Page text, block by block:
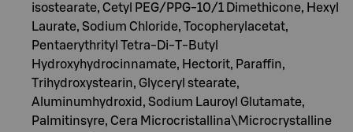
isostearate, Cetyl PEG/PPG-10/1 Dimethicone, Hexyl
Laurate, Sodium Chloride, Tocopherylacetat,
Pentaerythrityl Tetra-Di-T-Butyl
Hydroxyhydrocinnamate, Hectorit, Paraffin,
Trihydroxystearin, Glyceryl stearate,
Aluminumhydroxid, Sodium Lauroyl Glutamate,
Palmitinsyre, Cera Microcristallina\Microcrystalline